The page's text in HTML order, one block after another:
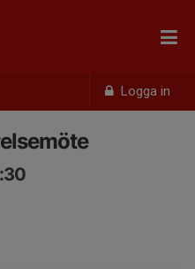
Logga in